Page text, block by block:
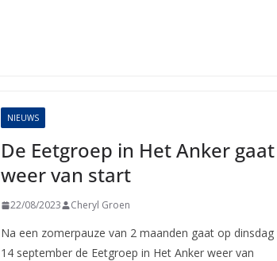
NIEUWS
De Eetgroep in Het Anker gaat
weer van start
22/08/2023 Cheryl Groen
Na een zomerpauze van 2 maanden gaat op dinsdag
14 september de Eetgroep in Het Anker weer van